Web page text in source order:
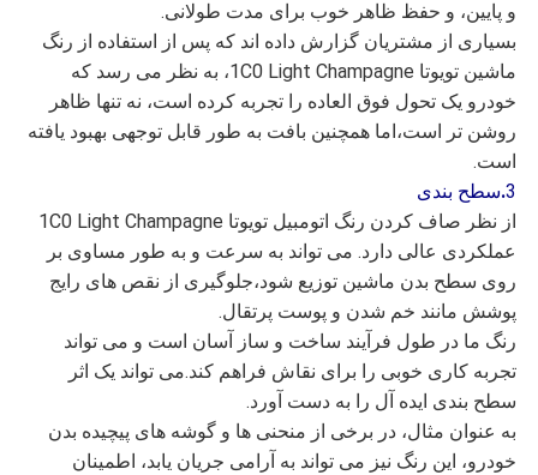
و پایین، و حفظ ظاهر خوب برای مدت طولانی.
بسیاری از مشتریان گزارش داده اند که پس از استفاده از رنگ
ماشین تویوتا 1C0 Light Champagne، به نظر می رسد که
خودرو یک تحول فوق العاده را تجربه کرده است، نه تنها ظاهر
روشن تر است،اما همچنین بافت به طور قابل توجهی بهبود یافته
است.
3
.سطح بندی
از نظر صاف کردن رنگ اتومبیل تویوتا 1C0 Light Champagne
عملکردی عالی دارد. می تواند به سرعت و به طور مساوی بر
روی سطح بدن ماشین توزیع شود،جلوگیری از نقص های رایج
پوشش مانند خم شدن و پوست پرتقال.
رنگ ما در طول فرآیند ساخت و ساز آسان است و می تواند
تجربه کاری خوبی را برای نقاش فراهم کند.می تواند یک اثر
سطح بندی ایده آل را به دست آورد.
به عنوان مثال، در برخی از منحنی ها و گوشه های پیچیده بدن
خودرو، این رنگ نیز می تواند به آرامی جریان یابد، اطمینان